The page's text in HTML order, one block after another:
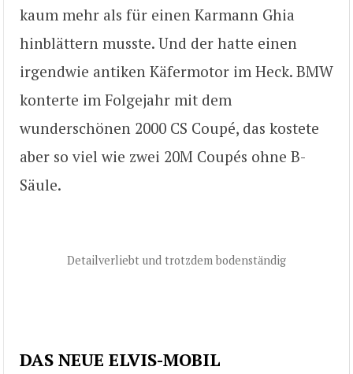
kaum mehr als für einen Karmann Ghia
hinblättern musste. Und der hatte einen
irgendwie antiken Käfermotor im Heck. BMW
konterte im Folgejahr mit dem
wunderschönen 2000 CS Coupé, das kostete
aber so viel wie zwei 20M Coupés ohne B-
Säule.
Detailverliebt und trotzdem bodenständig
DAS NEUE ELVIS-MOBIL